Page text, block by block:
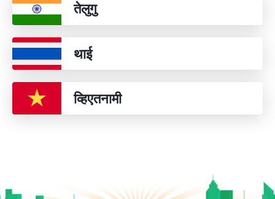
तेलुगु
थाई
व्हिएतनामी